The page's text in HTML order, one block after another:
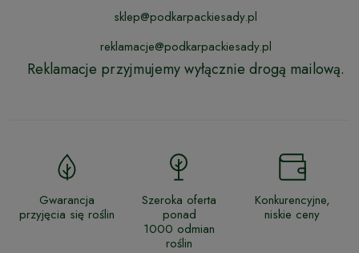
sklep@podkarpackiesady.pl
reklamacje@podkarpackiesady.pl
Reklamacje przyjmujemy wyłącznie drogą mailową.
Gwarancja
przyjęcia się roślin
Szeroka oferta
ponad
1000 odmian
roślin
Konkurencyjne,
niskie ceny